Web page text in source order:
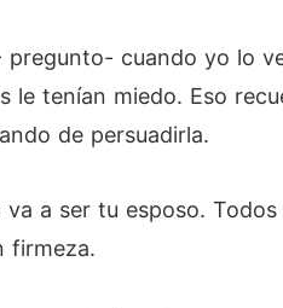
pregunto- cuando yo lo
le tenían miedo. Eso
de persuadirla.
a ser tu esposo. Todos
firmeza.